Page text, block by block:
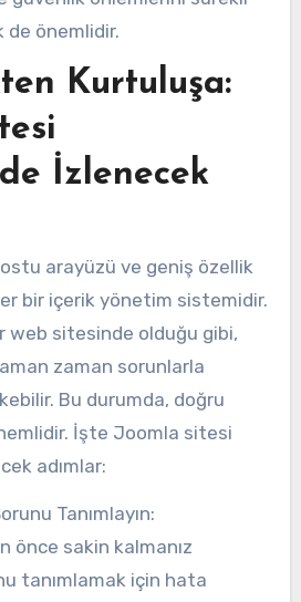
önemlidir.
Kurtuluşa:
İzlenecek
arayüzü ve geniş özellik
bir içerik yönetim sistemidir.
web sitesinde olduğu gibi,
zaman sorunlarla
Bu durumda, doğru
İşte Joomla sitesi
adımlar:
Tanımlayın:
önce sakin kalmanız
tanımlamak için hata